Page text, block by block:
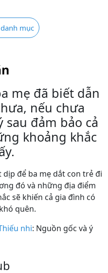
mục
mẹ đã biết dẫn
nếu chưa
đảm bảo cả
khoảng khắc
để ba mẹ dắt con trẻ đi
đó và những địa điểm
sẽ khiến cả gia đình có
quên.
nhi: Nguồn gốc và ý